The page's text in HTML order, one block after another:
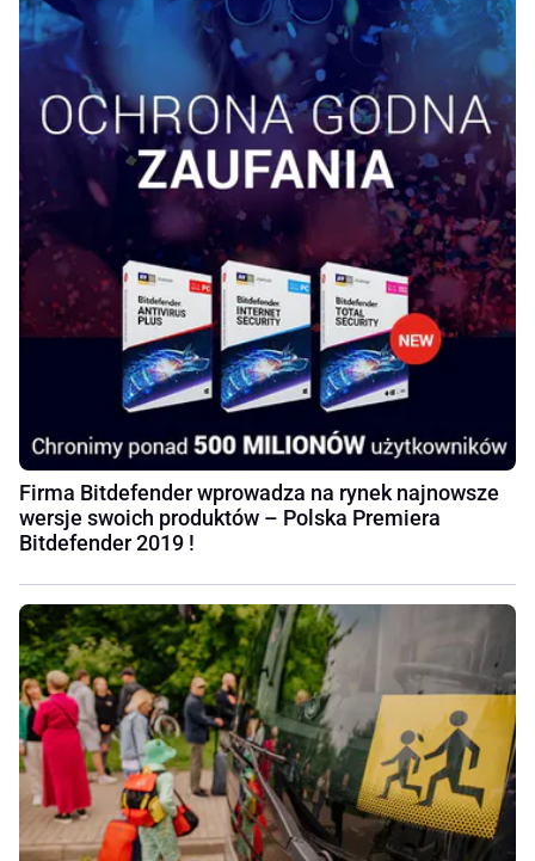
Firma Bitdefender wprowadza na rynek najnowsze
wersje swoich produktów – Polska Premiera
Bitdefender 2019 !